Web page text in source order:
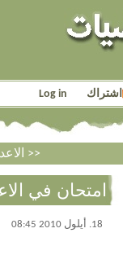
اشتراك Log in
<< هدف اليوم - للخامس >>
امتحان في
18. أيلول 2010 08:45